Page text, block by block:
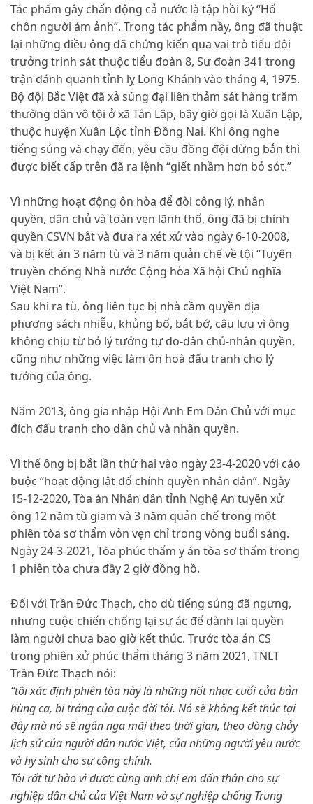
Tác phẩm gây chấn động cả nước là tập hồi ký “Hố
chôn người ám ảnh”. Trong tác phẩm nầy, ông đã thuật
lại những điều ông đã chứng kiến qua vai trò tiểu đội
trưởng trinh sát thuộc tiểu đoàn 8, Sư đoàn 341 trong
trận đánh quanh tỉnh lỵ Long Khánh vào tháng 4, 1975.
Bộ đội Bắc Việt đã xả súng đại liên thảm sát hàng trăm
thường dân vô tội ở xã Tân Lập, bây giờ gọi là Xuân Lập,
thuộc huyện Xuân Lộc tỉnh Đồng Nai. Khi ông nghe
tiếng súng và chạy đến, yêu cầu đồng đội dừng bắn thì
được biết cấp trên đã ra lệnh “giết nhầm hơn bỏ sót.”
Vì những hoạt động ôn hòa để đòi công lý, nhân
quyền, dân chủ và toàn vẹn lãnh thổ, ông đã bị chính
quyền CSVN bắt và đưa ra xét xử vào ngày 6-10-2008,
và bị kết án 3 năm tù và 3 năm quản chế về tội “Tuyên
truyền chống Nhà nước Cộng hòa Xã hội Chủ nghĩa
Việt Nam”.
Sau khi ra tù, ông liên tục bị nhà cầm quyền địa
phương sách nhiễu, khủng bố, bắt bớ, câu lưu vì ông
không chịu từ bỏ lý tưởng tự do-dân chủ-nhân quyền,
cũng như những việc làm ôn hoà đấu tranh cho lý
tưởng của ông.
Năm 2013, ông gia nhập Hội Anh Em Dân Chủ với mục
đích đấu tranh cho dân chủ và nhân quyền.
Vì thế ông bị bắt lần thứ hai vào ngày 23-4-2020 với cáo
buộc “hoạt động lật đổ chính quyền nhân dân”. Ngày
15-12-2020, Tòa án Nhân dân tỉnh Nghệ An tuyên xử
ông 12 năm tù giam và 3 năm quản chế trong một
phiên tòa sơ thẩm vỏn vẹn chỉ trong vòng buổi sáng.
Ngày 24-3-2021, Tòa phúc thẩm y án tòa sơ thẩm trong
1 phiên tòa chưa đầy 2 giờ đồng hồ.
Đối với Trần Đức Thạch, cho dù tiếng súng đã ngưng,
nhưng cuộc chiến chống lại sự ác để dành lại quyền
làm người chưa bao giờ kết thúc. Trước tòa án CS
trong phiên xử phúc thẩm tháng 3 năm 2021, TNLT
Trần Đức Thạch nói:
“tôi xác định phiên tòa này là những nốt nhạc cuối của bản
hùng ca, bi tráng của cuộc đời tôi. Nó sẽ không kết thúc tại
đây mà nó sẽ ngân nga mãi theo thời gian, theo dòng chảy
lịch sử của người dân nước Việt, của những người yêu nước
và hy sinh cho sự công chính.
Tôi rất tự hào vì được cùng anh chị em dấn thân cho sự
nghiệp dân chủ của Việt Nam và sự nghiệp chống Trung